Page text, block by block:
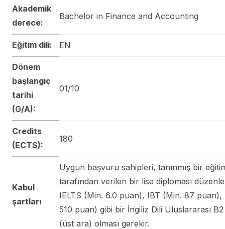
Akademik
derece:
Bachelor in Finance and Accounting
Eğitim dili: EN
Dönem
başlangıç
tarihi
(G/A):
01/10
Credits
(ECTS):
180
Kabul
şartları
Uygun başvuru sahipleri, tanınmış bir
tarafından verilen bir lise diploması
IELTS (Min. 6.0 puan), IBT (Min. 87 puan),
510 puan) gibi bir İngiliz Dili Uluslararası B2
(üst ara) olması gerekir.